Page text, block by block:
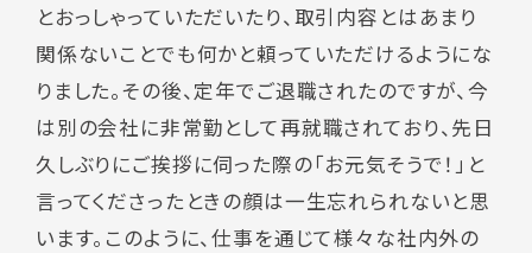
とおっしゃっていただいたり、取引内容とはあまり
関係ないことでも何かと頼っていただけるようにな
りました。その後、定年でご退職されたのですが、今
は別の会社に非常勤として再就職されており、先日
久しぶりにご挨拶に伺った際の「お元気そうで！」と
言ってくださったときの顔は一生忘れられないと思
います。このように、仕事を通じて様々な社内外の